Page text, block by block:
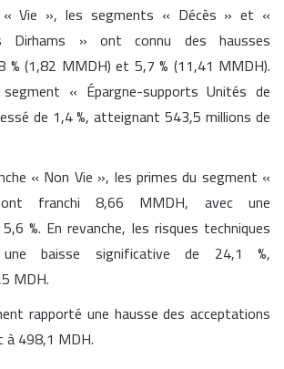
« Vie », les segments « Décès » et «
Dirhams » ont connu des hausses
% (1,82 MMDH) et 5,7 % (11,41 MMDH).
« Épargne-supports Unités de
de 1,4 %, atteignant 543,5 millions de
« Non Vie », les primes du segment «
franchi 8,66 MMDH, avec une
%. En revanche, les risques techniques
baisse significative de 24,1 %,
MDH.
rapporté une hausse des acceptations
à 498,1 MDH.